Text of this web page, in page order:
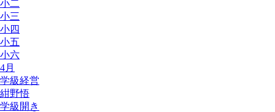
小二
小三
小四
小五
小六
4月
学級経営
紺野悟
学級開き